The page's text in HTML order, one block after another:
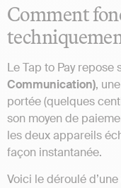
Comment
Le Tap to Pay
Communication),
portée (quelques
son moyen de
les deux appareils
façon instantanée.
Voici le déroulé